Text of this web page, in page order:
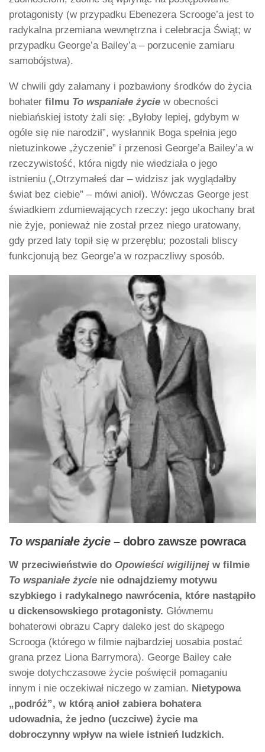
protagonisty (w przypadku Ebenezera Scrooge’a jest to
radykalna przemiana wewnętrzna i celebracja Świąt; w
przypadku George’a Bailey’a – porzucenie zamiaru
samobójstwa).
W chwili gdy załamany i pozbawiony środków do życia
bohater filmu To wspaniałe życie w obecności
niebiańskiej istoty żali się: „Byłoby lepiej, gdybym w
ogóle się nie narodził”, wysłannik Boga spełnia jego
nietuzinkowe „życzenie” i przenosi George’a Bailey’a w
rzeczywistość, która nigdy nie wiedziała o jego
istnieniu („Otrzymałeś dar – widzisz jak wyglądałby
świat bez ciebie” – mówi anioł). Wówczas George jest
świadkiem zdumiewających rzeczy: jego ukochany brat
nie żyje, ponieważ nie został przez niego uratowany,
gdy przed laty topił się w przeręblu; pozostali bliscy
funkcjonują bez George’a w rozpaczliwy sposób.
To wspaniałe życie– dobro zawsze powraca
W przeciwieństwie do Opowieści wigilijnej w filmie
To wspaniałe życie nie odnajdziemy motywu
szybkiego i radykalnego nawrócenia, które nastąpiło
u dickensowskiego protagonisty. Głównemu
bohaterowi obrazu Capry daleko jest do skąpego
Scrooga (którego w filmie najbardziej uosabia postać
grana przez Liona Barrymora). George Bailey całe
swoje dotychczasowe życie poświęcił pomaganiu
innym i nie oczekiwał niczego w zamian. Nietypowa
„podróż”, w którą anioł zabiera bohatera
udowadnia, że jedno (uczciwe) życie ma
dobroczynny wpływ na wiele istnień ludzkich.